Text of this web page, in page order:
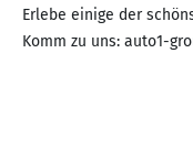
Erlebe einige der
Komm zu uns: auto1-